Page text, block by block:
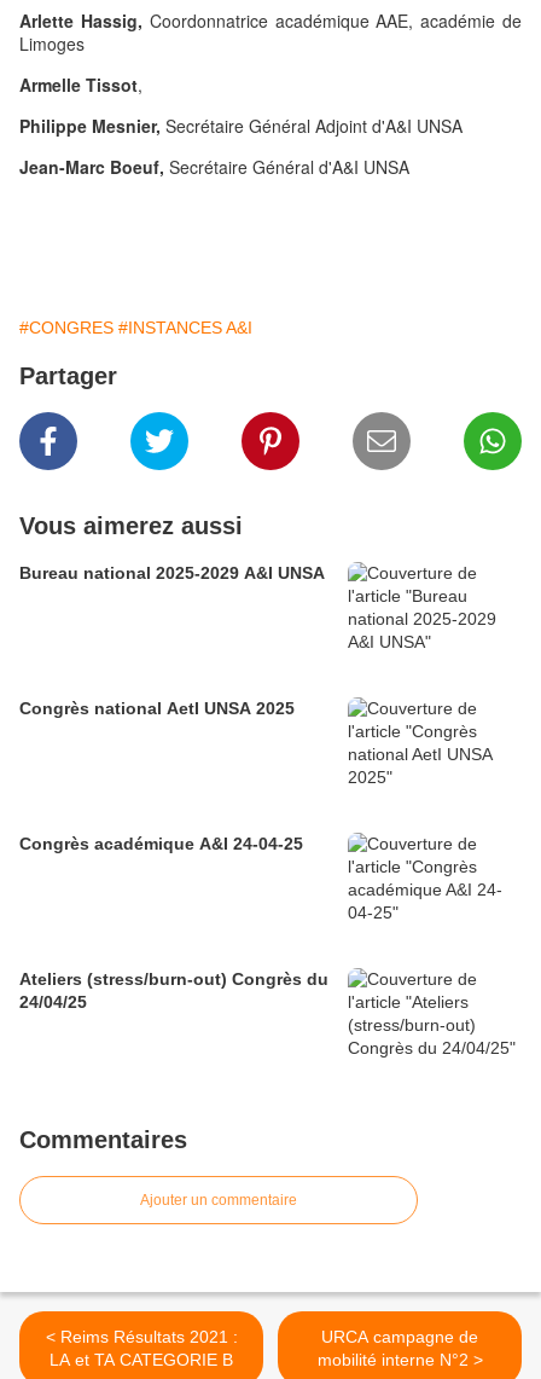
Arlette Hassig, Coordonnatrice académique AAE, académie de
Limoges
Armelle Tissot,
Philippe Mesnier, Secrétaire Général Adjoint d'A&I UNSA
Jean-Marc Boeuf, Secrétaire Général d'A&I UNSA
#CONGRES #INSTANCES A&I
Partager
Vous aimerez aussi
Bureau national 2025-2029 A&I UNSA
Congrès national AetI UNSA 2025
Congrès académique A&I 24-04-25
Ateliers (stress/burn-out) Congrès du
24/04/25
Commentaires
Ajouter un commentaire
< Reims Résultats 2021 :
LA et TA CATEGORIE B
URCA campagne de
mobilité interne N°2 >